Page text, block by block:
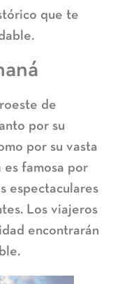
que te
de
por su
por su vasta
es famosa por
espectaculares
Los viajeros
encontrarán